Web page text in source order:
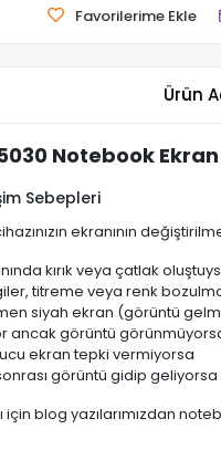
Favorilerime Ekle
Ürün
Notebook Ekran
Sebepleri
ekranının
kırık veya çatlak
titreme veya renk
siyah ekran (görüntü
ancak görüntü
ekran tepki vermiyorsa
görüntü gidip geliyorsa
için blog yazılarımızdan